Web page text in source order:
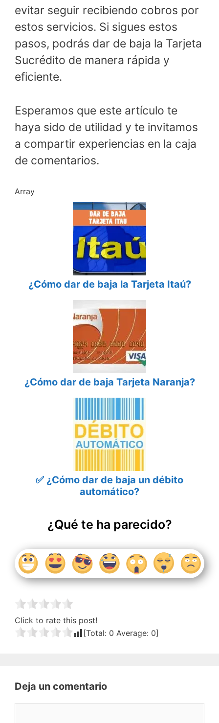
evitar seguir recibiendo cobros por
estos servicios. Si sigues estos
pasos, podrás dar de baja la Tarjeta
Sucrédito de manera rápida y
eficiente.
Esperamos que este artículo te
haya sido de utilidad y te invitamos
a compartir experiencias en la caja
de comentarios.
Array
¿Cómo dar de baja la Tarjeta Itaú?
¿Cómo dar de baja Tarjeta Naranja?
✅ ¿Cómo dar de baja un débito
automático?
¿Qué te ha parecido?
Click to rate this post!
[Total: 0 Average: 0]
Deja un comentario